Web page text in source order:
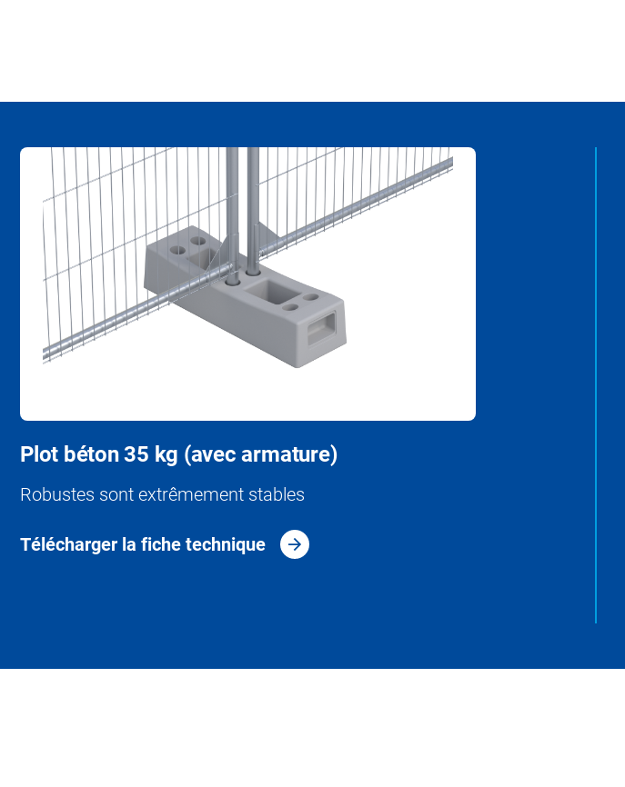
Plot béton 35 kg (avec armature)
Robustes sont extrêmement stables
Télécharger la fiche technique